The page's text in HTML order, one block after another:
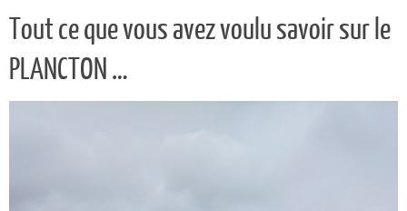
Tout ce que vous avez voulu savoir sur le
PLANCTON …